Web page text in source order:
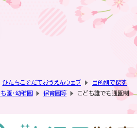
ひたちこそだておうえんウェブ
目的別で探す
園・幼稚園 保育園等
こども誰でも通園制